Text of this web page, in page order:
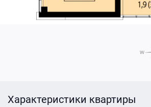
Характеристики квартиры
Стоимость квартиры
Время для звонка
Отправить